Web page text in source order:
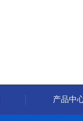
产品中